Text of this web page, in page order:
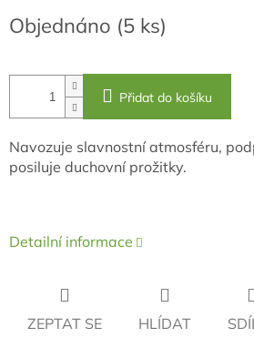
Měrná
cena:
Objednáno (5 ks)
Přidat do košíku
Navozuje slavnostní atmosféru,
posiluje duchovní prožitky.
Detailní informace
ZEPTAT SE HLÍDAT